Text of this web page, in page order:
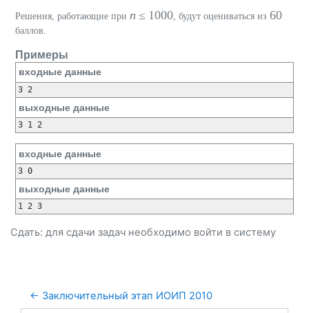
Решения, работающие при n ≤ 1000 , будут оцениваться из 60
баллов.
Примеры
входные данные
выходные данные
входные данные
выходные данные
Сдать: для сдачи задач необходимо войти в систему
← Заключительный этап ИОИП 2010